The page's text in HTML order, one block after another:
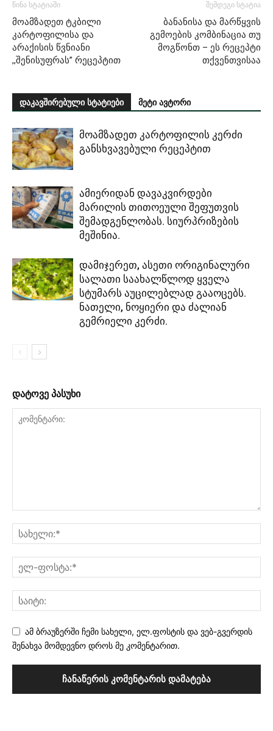
წინა სტატიაში
მოამზადეთ ტკბილი
კარტოფილისა და
არაქისის წვნიანი
,,შენისუფრას” რეცეპტით
შემდეგი სტატია
ბანანისა და მარწყვის
გემოების კომბინაცია თუ
მოგწონთ – ეს რეცეპტი
თქვენთვისაა
დაკავშირებული სტატიები მეტი ავტორი
მოამზადეთ კარტოფილის კერძი
განსხვავებული რეცეპტით
ამიერიდან დავაკვირდები
მარილის თითოეული შეფუთვის
შემადგენლობას. სიურპრიზების
მეშინია.
დამიჯერეთ, ასეთი ორიგინალური
სალათი საახალწლოდ ყველა
სტუმარს აუცილებლად გააოცებს.
ნათელი, ნოყიერი და ძალიან
გემრიელი კერძი.
დატოვე პასუხი
ამ ბრაუზერში ჩემი სახელი, ელ.ფოსტის და ვებ-გვერდის
შენახვა მომდევნო დროს მე კომენტარით.